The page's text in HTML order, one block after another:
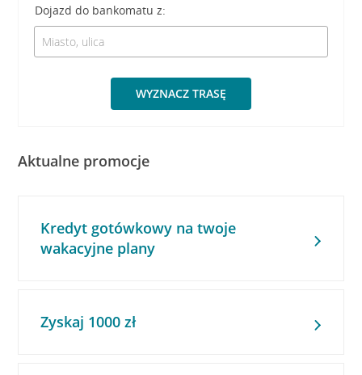
Dojazd do bankomatu z:
WYZNACZ TRASĘ
Aktualne promocje
Kredyt gotówkowy na twoje
wakacyjne plany
Zyskaj 1000 zł